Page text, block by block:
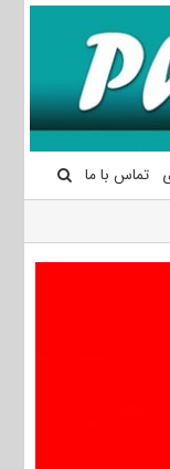
تماس با ما